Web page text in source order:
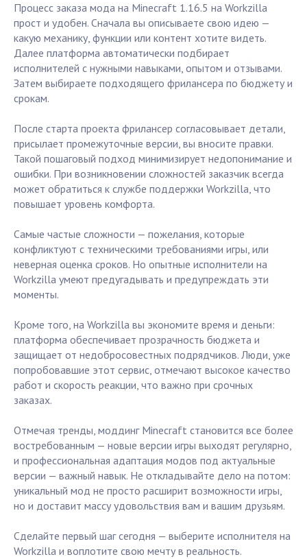
Процесс заказа мода на Minecraft 1.16.5 на Workzilla
прост и удобен. Сначала вы описываете свою идею —
какую механику, функции или контент хотите видеть.
Далее платформа автоматически подбирает
исполнителей с нужными навыками, опытом и отзывами.
Затем выбираете подходящего фрилансера по бюджету и
срокам.
После старта проекта фрилансер согласовывает детали,
присылает промежуточные версии, вы вносите правки.
Такой пошаговый подход минимизирует недопонимание и
ошибки. При возникновении сложностей заказчик всегда
может обратиться к службе поддержки Workzilla, что
повышает уровень комфорта.
Самые частые сложности — пожелания, которые
конфликтуют с техническими требованиями игры, или
неверная оценка сроков. Но опытные исполнители на
Workzilla умеют предугадывать и предупреждать эти
моменты.
Кроме того, на Workzilla вы экономите время и деньги:
платформа обеспечивает прозрачность бюджета и
защищает от недобросовестных подрядчиков. Люди, уже
попробовавшие этот сервис, отмечают высокое качество
работ и скорость реакции, что важно при срочных
заказах.
Отмечая тренды, моддинг Minecraft становится все более
востребованным — новые версии игры выходят регулярно,
и профессиональная адаптация модов под актуальные
версии — важный навык. Не откладывайте дело на потом:
уникальный мод не просто расширит возможности игры,
но и доставит массу удовольствия вам и вашим друзьям.
Сделайте первый шаг сегодня — выберите исполнителя на
Workzilla и воплотите свою мечту в реальность.